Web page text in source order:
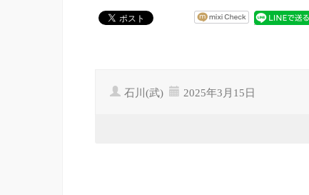
石川(武) 2025年3月15日